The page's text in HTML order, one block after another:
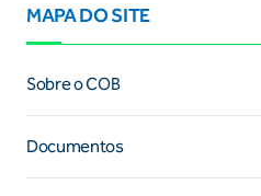
MAPA DO SITE
Sobre o COB
Documentos